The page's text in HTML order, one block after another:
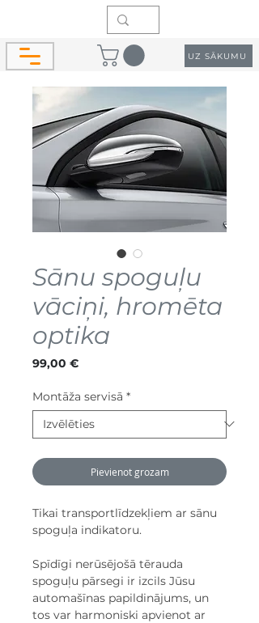
UZ SĀKUMU
Sānu spoguļu
vāciņi, hromēta
optika
99,00 €Cena
Montāža servisā *
Pievienot grozam
Tikai transportlīdzekļiem ar sānu
spoguļa indikatoru.
Spīdīgi nerūsējošā tērauda
spoguļu pārsegi ir izcils Jūsu
automašīnas papildinājums, un
tos var harmoniski apvienot ar